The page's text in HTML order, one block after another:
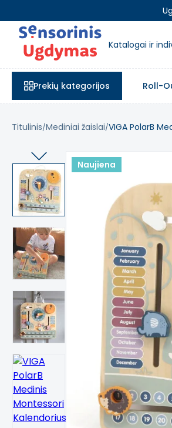
Katalogai ir
Prekių kategorijos Roll-
Titulinis Mediniai žaislai VIGA PolarB
Naujiena